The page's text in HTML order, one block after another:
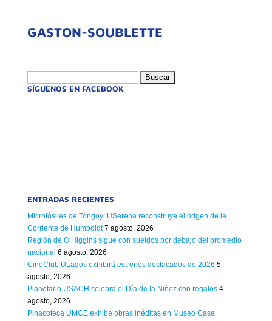
GASTON-SOUBLETTE
SÍGUENOS EN FACEBOOK
ENTRADAS RECIENTES
Microfósiles de Tongoy: USerena reconstruye el origen de la
Corriente de Humboldt 7 agosto, 2026
Región de O’Higgins sigue con sueldos por debajo del promedio
nacional 6 agosto, 2026
CineClub ULagos exhibirá estrenos destacados de 2026 5
agosto, 2026
Planetario USACH celebra el Día de la Niñez con regalos 4
agosto, 2026
Pinacoteca UMCE exhibe obras inéditas en Museo Casa